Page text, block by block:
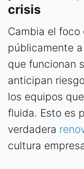
crisis
Cambia el foco
públicamente
que funcionan
anticipan
los equipos
fluida. Esto es
verdadera
cultura